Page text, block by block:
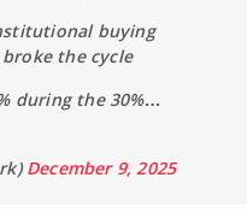
buying
the cycle
during the 30%…
December 9, 2025